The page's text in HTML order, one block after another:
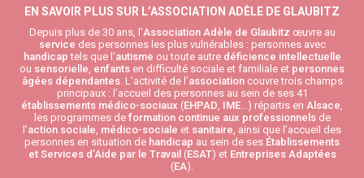
EN SAVOIR PLUS SUR L’ASSOCIATION ADÈLE DE GLAUBITZ
Depuis plus de 30 ans, l’Association Adèle de Glaubitz œuvre au
service des personnes les plus vulnérables : personnes avec
handicap tels que l’autisme ou toute autredéficience intellectuelle
ou sensorielle, enfants en difficulté sociale et familiale et personnes
âgées dépendantes. L’activité de l’associationcouvre trois champs
principaux : l’accueil des personnes au sein de ses 41
établissements médico-sociaux (EHPAD, IME…) répartis en Alsace,
les programmes de formation continue aux professionnelsde
l’action sociale, médico-sociale et sanitaire, ainsi que l’accueil des
personnes en situation de handicap au sein de ses Établissements
et Services d’Aide par le Travail (ESAT) et Entreprises Adaptées
(EA).